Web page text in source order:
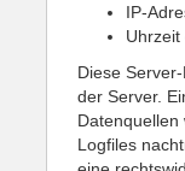
IP-
Diese
der Server.
Logfiles